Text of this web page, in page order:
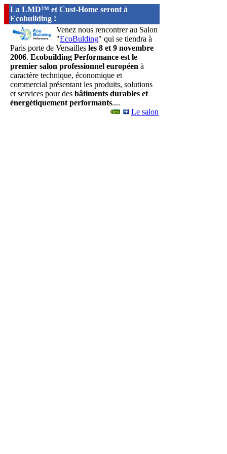
La LMD™ et Cust-Home seront à
Ecobuilding !
Venez nous rencontrer au Salon
"EcoBulding" qui se tiendra à
Paris porte de Versailles les 8 et 9 novembre
2006. Ecobuilding Performance est le
premier salon professionnel européen à
caractère technique, économique et
commercial présentant les produits, solutions
et services pour des bâtiments durables et
énergétiquement performants....
Le salon